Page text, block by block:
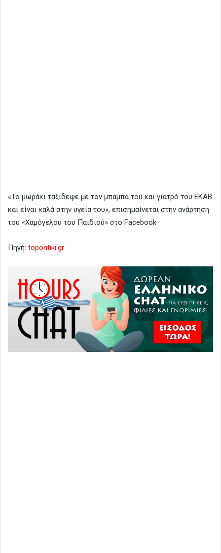
«Το μωράκι ταξίδεψε με τον μπαμπά του και γιατρό του ΕΚΑΒ
και είναι καλά στην υγεία του», επισημαίνεται στην ανάρτηση
του «Χαμόγελου του Παιδιού» στο Facebook
Πηγή: topontiki.gr